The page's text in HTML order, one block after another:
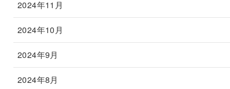
2024年11月
2024年10月
2024年9月
2024年8月